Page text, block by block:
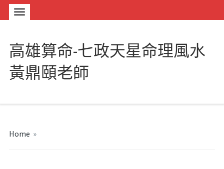
高雄算命-七政天星命理風水
黃鼎頤老師
Home »